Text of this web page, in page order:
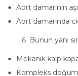
Aort damarının
Aort damarında
Bunun yanı
Mekanik kalp
Kompleks